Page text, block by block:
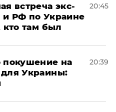
встреча экс-
и РФ по Украине
кто там был
20:45
покушение на
Украины:
20:39